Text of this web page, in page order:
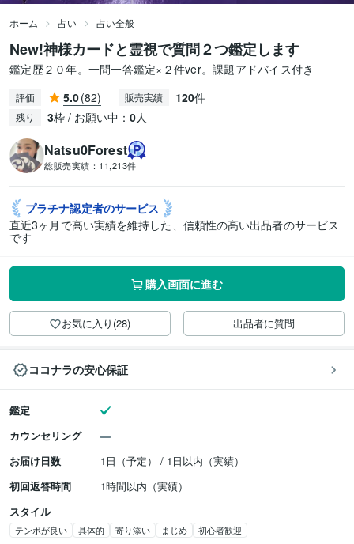
ホーム 占い 占い全般
New!神様カードと霊視で質問２つ鑑定します
鑑定歴２０年。一問一答鑑定×２件ver。課題アドバイス付き
評価 5.0(82) 販売実績 120件
残り 3枠 / お願い中： 0人
Natsu0Forest
総販売実績： 11,213件
プラチナ認定者のサービス
直近3ヶ月で高い実績を維持した、信頼性の高い出品者のサービス
です
購入画面に進む
お気に入り(28) 出品者に質問
ココナラの安心保証
鑑定
カウンセリング
お届け日数
1日（予定） / 1日以内（実績）
初回返答時間
1時間以内（実績）
スタイル
テンポが良い 具体的 寄り添い まじめ 初心者歓迎